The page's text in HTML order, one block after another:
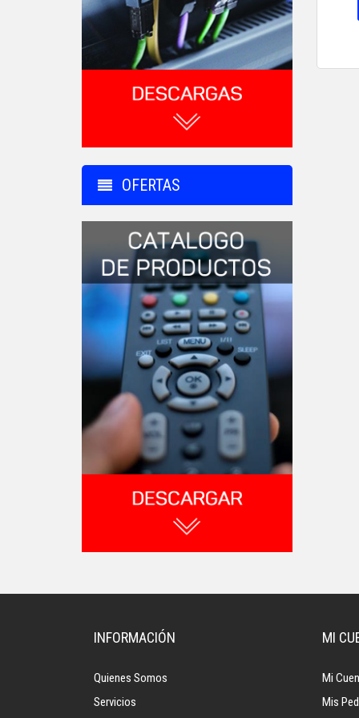
OFERTAS
INFORMACIÓN
Quienes Somos
Servicios
MI
Mi
Mis